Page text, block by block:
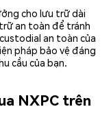
cho lưu trữ dài
an toàn để tránh
an toàn của
pháp bảo vệ đáng
cầu của bạn.
NXPC trên